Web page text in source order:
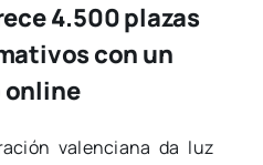
4.500 plazas
con un
online
valen­cia­na da luz